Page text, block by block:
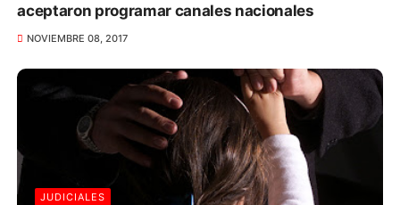
aceptaron programar canales nacionales
NOVIEMBRE 08, 2017
JUDICIALES